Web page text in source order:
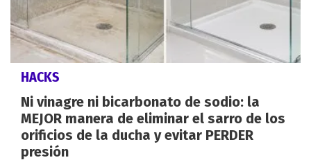
HACKS
Ni vinagre ni bicarbonato de sodio: la
MEJOR manera de eliminar el sarro de los
orificios de la ducha y evitar PERDER
presión